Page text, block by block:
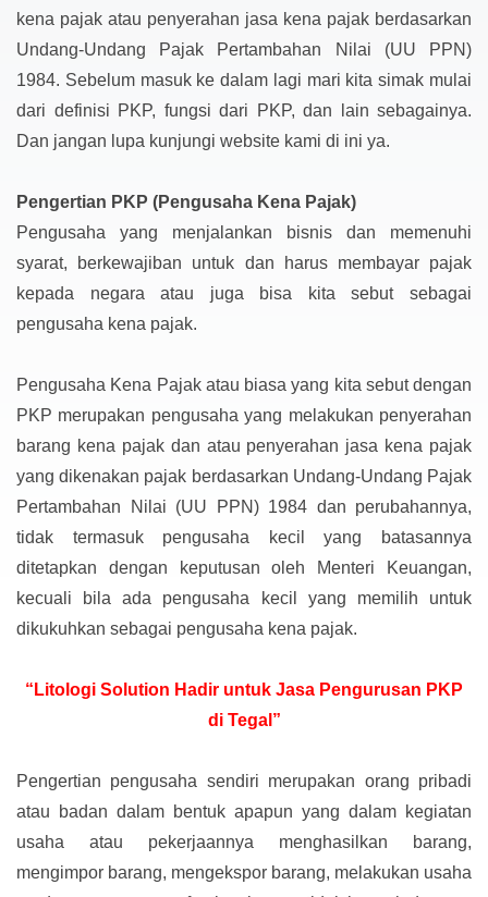
kena pajak atau penyerahan jasa kena pajak berdasarkan
Undang-Undang Pajak Pertambahan Nilai (UU PPN)
1984. Sebelum masuk ke dalam lagi mari kita simak mulai
dari definisi PKP, fungsi dari PKP, dan lain sebagainya.
Dan jangan lupa kunjungi website kami di ini ya.
Pengertian PKP (Pengusaha Kena Pajak)
Pengusaha yang menjalankan bisnis dan memenuhi
syarat, berkewajiban untuk dan harus membayar pajak
kepada negara atau juga bisa kita sebut sebagai
pengusaha kena pajak.
Pengusaha Kena Pajak atau biasa yang kita sebut dengan
PKP merupakan pengusaha yang melakukan penyerahan
barang kena pajak dan atau penyerahan jasa kena pajak
yang dikenakan pajak berdasarkan Undang-Undang Pajak
Pertambahan Nilai (UU PPN) 1984 dan perubahannya,
tidak termasuk pengusaha kecil yang batasannya
ditetapkan dengan keputusan oleh Menteri Keuangan,
kecuali bila ada pengusaha kecil yang memilih untuk
dikukuhkan sebagai pengusaha kena pajak.
“Litologi Solution Hadir untuk Jasa Pengurusan PKP
di Tegal”
Pengertian pengusaha sendiri merupakan orang pribadi
atau badan dalam bentuk apapun yang dalam kegiatan
usaha atau pekerjaannya menghasilkan barang,
mengimpor barang, mengekspor barang, melakukan usaha